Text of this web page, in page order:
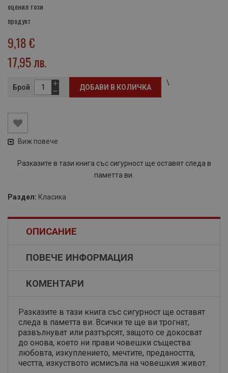
оценил този
продукт
9,18 €
17,95 лв.
Брой ДОБАВИ В КОЛИЧКА
\
Виж повече
Разказите в тази книга със сигурност ще оставят следа в
паметта ви.
Раздел: Класика
ОПИСАНИЕ
ПОВЕЧЕ ИНФОРМАЦИЯ
КОМЕНТАРИ
Разказите в тази книга със сигурност ще оставят
следа в паметта ви. Всички те ще ви трогнат,
развълнуват или разтърсят, защото се докосват
до онова, което ни прави човешки същества:
любовта, изкуплението, мечтите, предаността,
честта, изкуството исмисъла на човешкия живот.